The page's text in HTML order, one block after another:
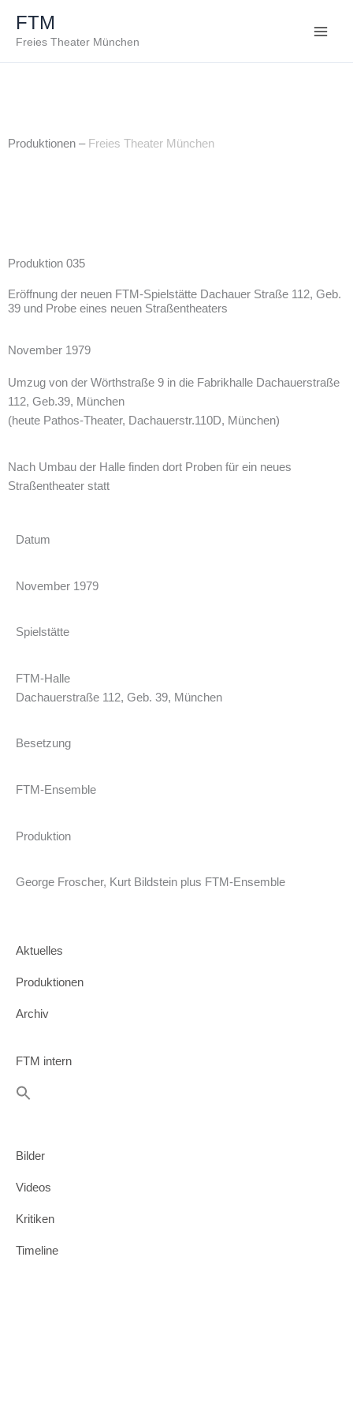
Inhalt
springen
FTM
Freies Theater München
Produktionen – Freies Theater München
Produktion 035
Eröffnung der neuen FTM-Spielstätte Dachauer Straße 112, Geb.
39 und Probe eines neuen Straßentheaters
November 1979
Umzug von der Wörthstraße 9 in die Fabrikhalle Dachauerstraße
112, Geb.39, München
(heute Pathos-Theater, Dachauerstr.110D, München)
Nach Umbau der Halle finden dort Proben für ein neues
Straßentheater statt
Datum
November 1979
Spielstätte
FTM-Halle
Dachauerstraße 112, Geb. 39, München
Besetzung
FTM-Ensemble
Produktion
George Froscher, Kurt Bildstein plus FTM-Ensemble
Aktuelles
Produktionen
Archiv
FTM intern
Bilder
Videos
Kritiken
Timeline